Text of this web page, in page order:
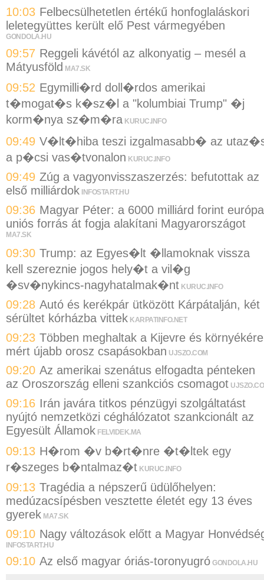
10:03 Felbecsülhetetlen értékű honfoglaláskori
leletegyüttes került elő Pest vármegyében
GONDOLA.HU
09:57 Reggeli kávétól az alkonyatig – mesél a
Mátyusföld MA7.SK
09:52 Egymilli�rd doll�rdos amerikai
t�mogat�s k�sz�l a "kolumbiai Trump" �j
korm�nya sz�m�ra KURUC.INFO
09:49 V�lt�hiba teszi izgalmasabb� az
a p�csi vas�tvonalon KURUC.INFO
09:49 Zúg a vagyonvisszaszerzés: befutottak az
első milliárdok INFOSTART.HU
09:36 Magyar Péter: a 6000 milliárd forint
uniós forrás át fogja alakítani Magyarországot
MA7.SK
09:30 Trump: az Egyes�lt �llamoknak vissza
kell szereznie jogos hely�t a vil�g
�sv�nykincs-nagyhatalmak�nt KURUC.INFO
09:28 Autó és kerékpár ütközött Kárpátalján, két
sérültet kórházba vittek KARPATINFO.NET
09:23 Többen meghaltak a Kijevre és környékére
mért újabb orosz csapásokban UJSZO.COM
09:20 Az amerikai szenátus elfogadta pénteken
az Oroszország elleni szankciós csomagot
09:16 Irán javára titkos pénzügyi szolgáltatást
nyújtó nemzetközi céghálózatot szankcionált az
Egyesült Államok FELVIDEK.MA
09:13 H�rom �v b�rt�nre �t�ltek egy
r�szeges b�ntalmaz�t KURUC.INFO
09:13 Tragédia a népszerű üdülőhelyen:
medúzacsípésben vesztette életét egy 13 éves
gyerek MA7.SK
09:10 Nagy változások előtt a Magyar
INFOSTART.HU
09:10 Az első magyar óriás-toronyugró GONDOLA.HU